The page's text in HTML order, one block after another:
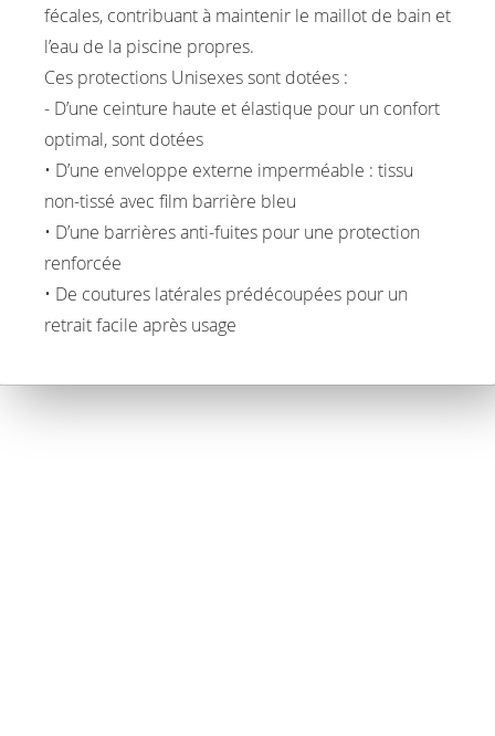
fécales, contribuant à maintenir le maillot de bain et
l’eau de la piscine propres.
Ces protections Unisexes sont dotées :
- D’une ceinture haute et élastique pour un confort
optimal, sont dotées
• D’une enveloppe externe imperméable : tissu
non-tissé avec film barrière bleu
• D’une barrières anti-fuites pour une protection
renforcée
• De coutures latérales prédécoupées pour un
retrait facile après usage